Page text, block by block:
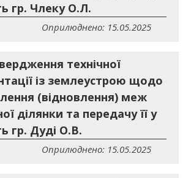
гр. Члеку О.Л.
Оприлюднено: 15.05.2025
технічної
із землеустрою щодо
(відновлення) меж
ділянки та передачу її у
гр. Дуді О.В.
Оприлюднено: 15.05.2025